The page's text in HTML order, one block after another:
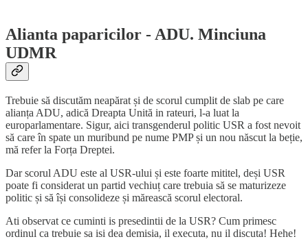
Alianta paparicilor - ADU. Minciuna
UDMR
Trebuie să discutăm neapărat și de scorul cumplit de slab pe care
alianța ADU, adică Dreapta Unită in rateuri, l-a luat la
europarlamentare. Sigur, aici transgenderul politic USR a fost nevoit
să care în spate un muribund pe nume PMP și un nou născut la beție,
mă refer la Forța Dreptei.
Dar scorul ADU este al USR-ului și este foarte mititel, deși USR
poate fi considerat un partid vechiuț care trebuia să se maturizeze
politic și să își consolideze și mărească scorul electoral.
Ati observat ce cuminti is presedintii de la USR? Cum primesc
ordinul ca trebuie sa isi dea demisia, il executa, nu il discuta! Hehe!